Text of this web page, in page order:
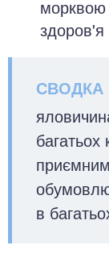
морквою
здоров'я
багатьох
в